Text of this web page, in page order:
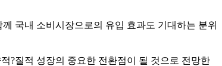
국내 소비시장으로의 유입 효과도 기대하는 분위
?질적 성장의 중요한 전환점이 될 것으로 전망한